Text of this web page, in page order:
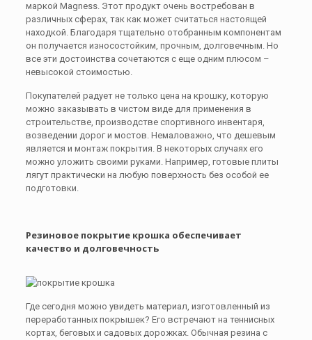
маркой Magness. Этот продукт очень востребован в
различных сферах, так как может считаться настоящей
находкой. Благодаря тщательно отобранным компонентам
он получается износостойким, прочным, долговечным. Но
все эти достоинства сочетаются с еще одним плюсом –
невысокой стоимостью.
Покупателей радует не только цена на крошку, которую
можно заказывать в чистом виде для применения в
строительстве, производстве спортивного инвентаря,
возведении дорог и мостов. Немаловажно, что дешевым
является и монтаж покрытия. В некоторых случаях его
можно уложить своими руками. Например, готовые плиты
лягут практически на любую поверхность без особой ее
подготовки.
Резиновое покрытие крошка обеспечивает
качество и долговечность
Где сегодня можно увидеть материал, изготовленный из
переработанных покрышек? Его встречают на теннисных
кортах, беговых и садовых дорожках. Обычная резина с